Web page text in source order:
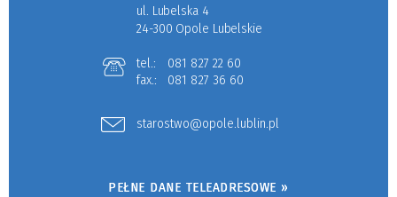
ul. Lubelska 4
24-300 Opole Lubelskie
tel.:
081 827 22 60
fax.:
081 827 36 60
starostwo@opole.lublin.pl
PEŁNE DANE TELEADRESOWE »